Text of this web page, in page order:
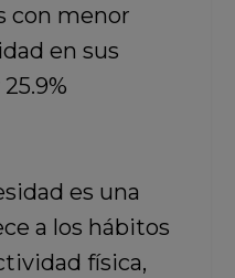
con menor
en sus
es una
a los hábitos
física,